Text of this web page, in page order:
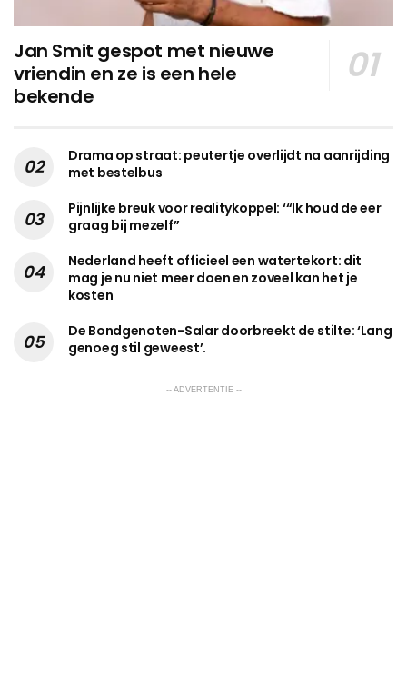
Jan Smit gespot met nieuwe
vriendin en ze is een hele
bekende
Drama op straat: peutertje overlijdt na aanrijding
met bestelbus
Pijnlijke breuk voor realitykoppel: ‘“Ik houd de eer
graag bij mezelf”
Nederland heeft officieel een watertekort: dit
mag je nu niet meer doen en zoveel kan het je
kosten
De Bondgenoten-Salar doorbreekt de stilte: ‘Lang
genoeg stil geweest’.
-- ADVERTENTIE --